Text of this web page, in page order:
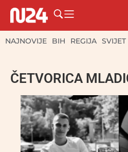
NAJNOVIJE BIH REGIJA SVIJET
ČETVORICA